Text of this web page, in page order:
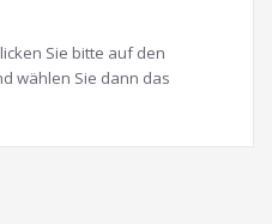
Sie bitte auf den
wählen Sie dann das